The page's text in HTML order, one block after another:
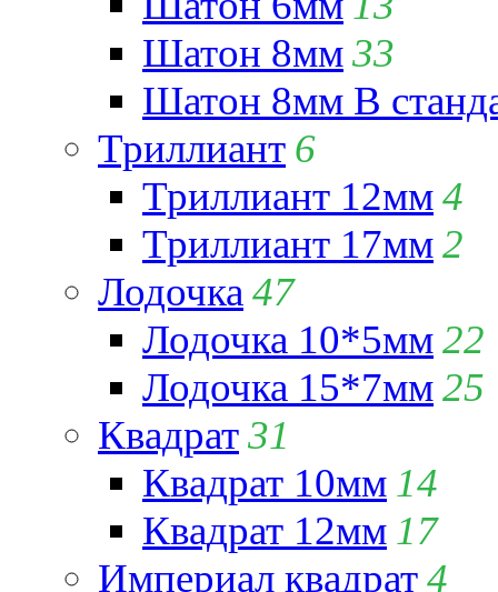
Шатон 8мм33
Шатон 8мм В
Триллиант 6
Триллиант 12мм4
Триллиант 17мм2
Лодочка 47
Лодочка 10*5мм22
Лодочка 15*7мм25
Квадрат31
Квадрат 10мм 14
Квадрат 12мм 17
Империал квадрат4